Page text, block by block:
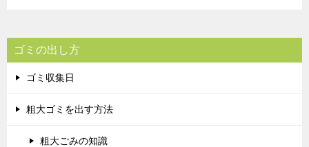
ゴミの出し方
ゴミ収集日
粗大ゴミを出す方法
粗大ごみの知識